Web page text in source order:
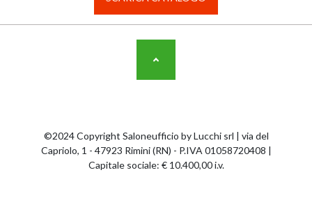
©2024 Copyright Saloneufficio by Lucchi srl | via del
Capriolo, 1 - 47923 Rimini (RN) - P.IVA 01058720408 |
Capitale sociale: € 10.400,00 i.v.